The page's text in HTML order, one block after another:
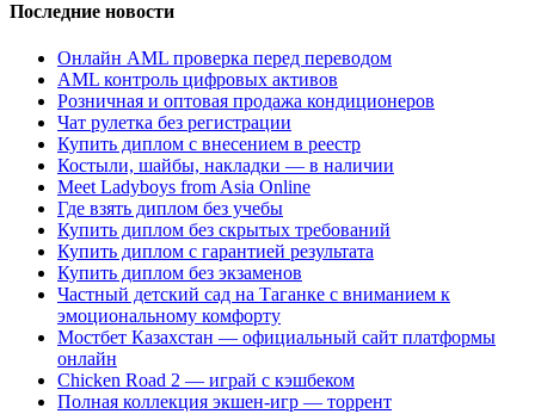
Последние новости
Онлайн AML проверка перед переводом
AML контроль цифровых активов
Розничная и оптовая продажа кондиционеров
Чат рулетка без регистрации
Купить диплом с внесением в реестр
Костыли, шайбы, накладки — в наличии
Meet Ladyboys from Asia Online
Где взять диплом без учебы
Купить диплом без скрытых требований
Купить диплом с гарантией результата
Купить диплом без экзаменов
Частный детский сад на Таганке с вниманием к
эмоциональному комфорту
Мостбет Казахстан — официальный сайт платформы
онлайн
Chicken Road 2 — играй с кэшбеком
Полная коллекция экшен-игр — торрент